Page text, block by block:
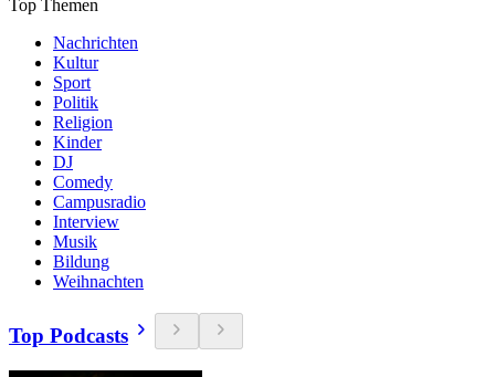
Top Themen
Nachrichten
Kultur
Sport
Politik
Religion
Kinder
DJ
Comedy
Campusradio
Interview
Musik
Bildung
Weihnachten
Top Podcasts